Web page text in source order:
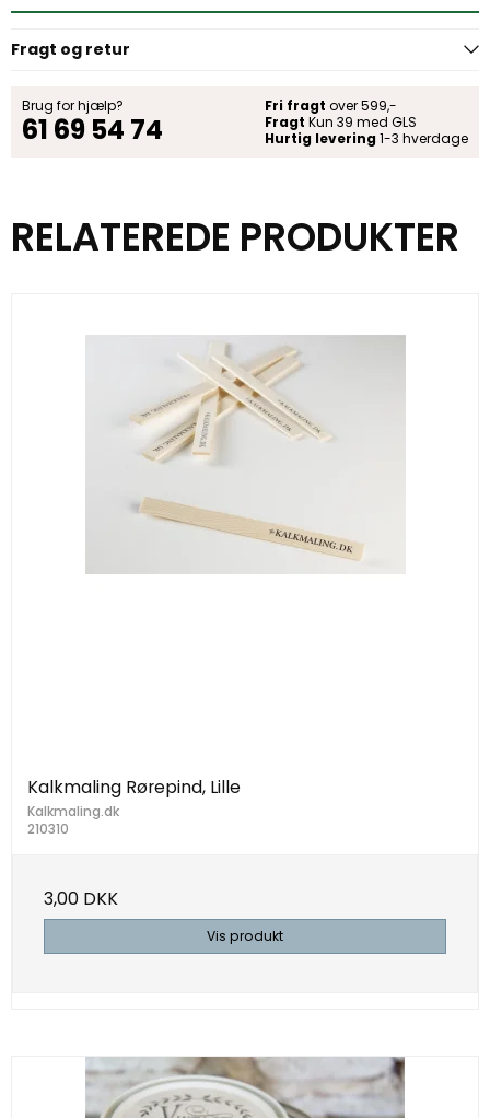
Fragt og retur
Brug for hjælp?
61 69 54 74
Fri fragt over 599,-
Fragt Kun 39 med GLS
Hurtig levering 1-3 hverdage
RELATEREDE PRODUKTER
Kalkmaling Rørepind, Lille
Kalkmaling.dk
210310
3,00 DKK
Vis produkt